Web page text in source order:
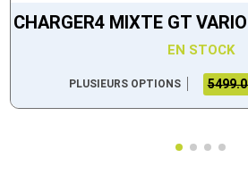
CHARGER4 MIXTE GT
EN STOCK
PLUSIEURS OPTIONS